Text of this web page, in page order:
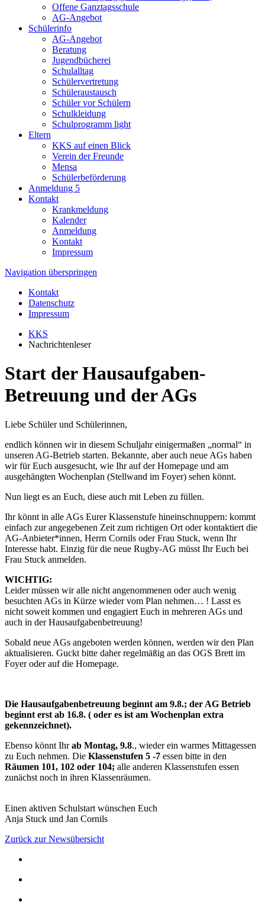
Offene Ganztagsschule
AG-Angebot
Schülerinfo
AG-Angebot
Beratung
Jugendbücherei
Schulalltag
Schülervertretung
Schüleraustausch
Schüler vor Schülern
Schulkleidung
Schulprogramm light
Eltern
KKS auf einen Blick
Verein der Freunde
Mensa
Schülerbeförderung
Anmeldung 5
Kontakt
Krankmeldung
Kalender
Anmeldung
Kontakt
Impressum
Navigation überspringen
Kontakt
Datenschutz
Impressum
KKS
Nachrichtenleser
Start der Hausaufgaben-
Betreuung und der AGs
Liebe Schüler und Schülerinnen,
endlich können wir in diesem Schuljahr einigermaßen „normal“ in
unseren AG-Betrieb starten. Bekannte, aber auch neue AGs haben
wir für Euch ausgesucht, wie Ihr auf der Homepage und am
ausgehängten Wochenplan (Stellwand im Foyer) sehen könnt.
Nun liegt es an Euch, diese auch mit Leben zu füllen.
Ihr könnt in alle AGs Eurer Klassenstufe hineinschnuppern: kommt
einfach zur angegebenen Zeit zum richtigen Ort oder kontaktiert die
AG-Anbieter*innen, Herrn Cornils oder Frau Stuck, wenn Ihr
Interesse habt. Einzig für die neue Rugby-AG müsst Ihr Euch bei
Frau Stuck anmelden.
WICHTIG:
Leider müssen wir alle nicht angenommenen oder auch wenig
besuchten AGs in Kürze wieder vom Plan nehmen… ! Lasst es
nicht soweit kommen und engagiert Euch in mehreren AGs und
auch in der Hausaufgabenbetreuung!
Sobald neue AGs angeboten werden können, werden wir den Plan
aktualisieren. Guckt bitte daher regelmäßig an das OGS Brett im
Foyer oder auf die Homepage.
Die Hausaufgabenbetreuung beginnt am 9.8.; der AG Betrieb
beginnt erst ab 16.8. ( oder es ist am Wochenplan extra
gekennzeichnet).
Ebenso könnt Ihrab Montag, 9.8., wieder ein warmes Mittagessen
zu Euch nehmen. Die Klassenstufen 5 -7 essen bitte in den
Räumen 101, 102 oder 104; alle anderen Klassenstufen essen
zunächst noch in ihren Klassenräumen.
Einen aktiven Schulstart wünschen Euch
Anja Stuck und Jan Cornils
Zurück zur Newsübersicht